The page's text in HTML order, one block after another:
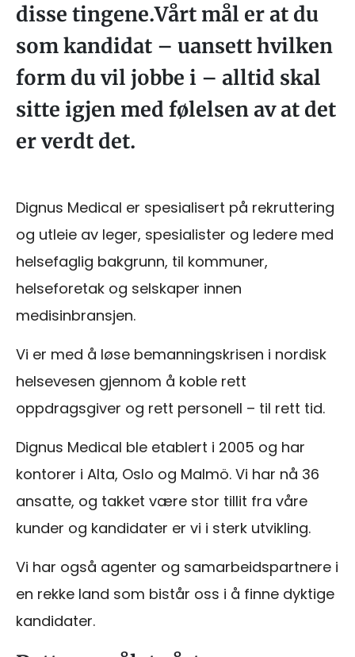
disse tingene.Vårt mål er at du
som kandidat – uansett hvilken
form du vil jobbe i – alltid skal
sitte igjen med følelsen av at det
er verdt det.
Dignus Medical er spesialisert på rekruttering
og utleie av leger, spesialister og ledere med
helsefaglig bakgrunn, til kommuner,
helseforetak og selskaper innen
medisinbransjen.
Vi er med å løse bemanningskrisen i nordisk
helsevesen gjennom å koble rett
oppdragsgiver og rett personell – til rett tid.
Dignus Medical ble etablert i 2005 og har
kontorer i Alta, Oslo og Malmö. Vi har nå 36
ansatte, og takket være stor tillit fra våre
kunder og kandidater er vi i sterk utvikling.
Vi har også agenter og samarbeidspartnere i
en rekke land som bistår oss i å finne dyktige
kandidater.